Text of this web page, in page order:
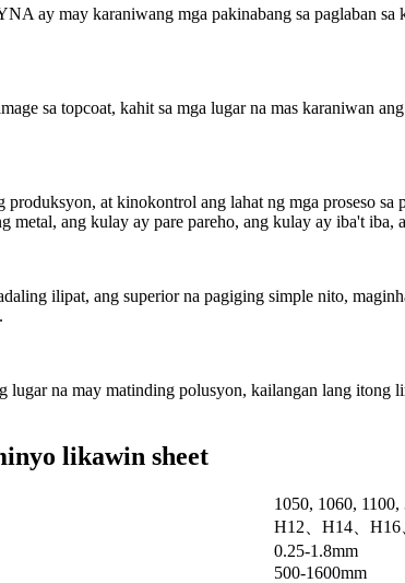
ay may karaniwang mga pakinabang sa paglaban sa
sa topcoat, kahit sa mga lugar na mas karaniwan
at kinokontrol ang lahat ng mga proseso
metal, ang kulay ay pare pareho, ang kulay ay iba't
ilipat, ang superior na pagiging simple nito,
na may matinding polusyon, kailangan lang itong
likawin sheet
1050, 1060,
H12、H14、
0.25-1.8mm
500-1600mm